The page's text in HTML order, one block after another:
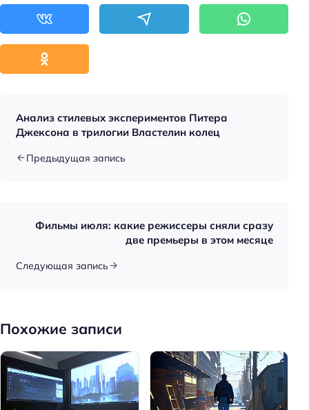
Анализ стилевых экспериментов Питера
Джексона в трилогии Властелин колец
Предыдущая запись
Фильмы июля: какие режиссеры сняли сразу
две премьеры в этом месяце
Следующая запись
Похожие записи